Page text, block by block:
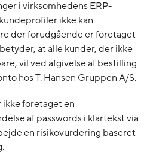
i virksomhedens ERP-
ikke kan
der forudgående er foretaget
at alle kunder, der ikke
vil ved afgivelse af bestilling
hos T. Hansen Gruppen A/S.
ikke foretaget en
af passwords i klartekst via
en risikovurdering baseret